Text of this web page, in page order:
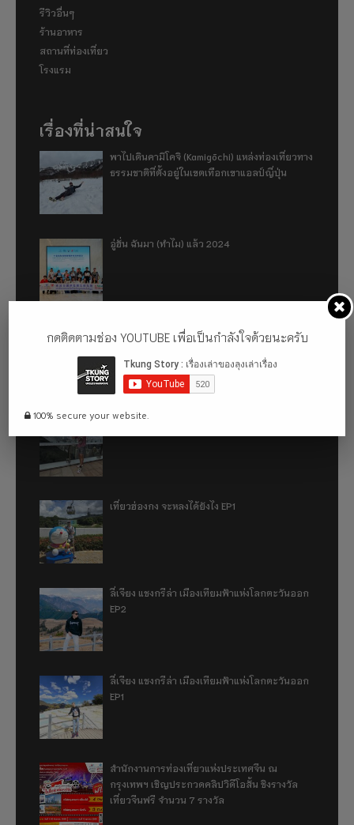
รีวิวอื่นๆ
ร้านอาหาร
สถานที่ท่องเที่ยว
โรงแรม
เรื่องที่น่าสนใจ
พาไปเดินคามิโคจิ (Kamigōchi) แหล่งท่องเที่ยวทาง
ธรรมชาติที่ตั้งอยู่ในเขตเทือกเขาแอลป์ญี่ปุ่น
อู่ฮั่น ฉันมา (ทำไม) แล้ว 2024
รีวิว 1 ปีกับการใช้รถไฟฟ้า ora good cat ultra
500km
เที่ยวฮ่องกง จะหลงได้ยังไง EP2
เที่ยวฮ่องกง จะหลงได้ยังไง EP1
ลี่เจียง แชงกรีล่า เมืองเทียมฟ้าแห่งโลกตะวันออก
EP2
ลี่เจียง แชงกรีล่า เมืองเทียมฟ้าแห่งโลกตะวันออก
EP1
สำนักงานการท่องเที่ยวแห่งประเทศจีน ณ
กรุงเทพฯ เชิญประกวดคลิปวิดีโอสั้น ชิงรางวัล
เที่ยวจีนฟรี จำนวน 7 รางวัล
กดติดตามช่อง YOUTUBE เพื่อเป็นกำลังใจด้วยนะครับ
100% secure your website.